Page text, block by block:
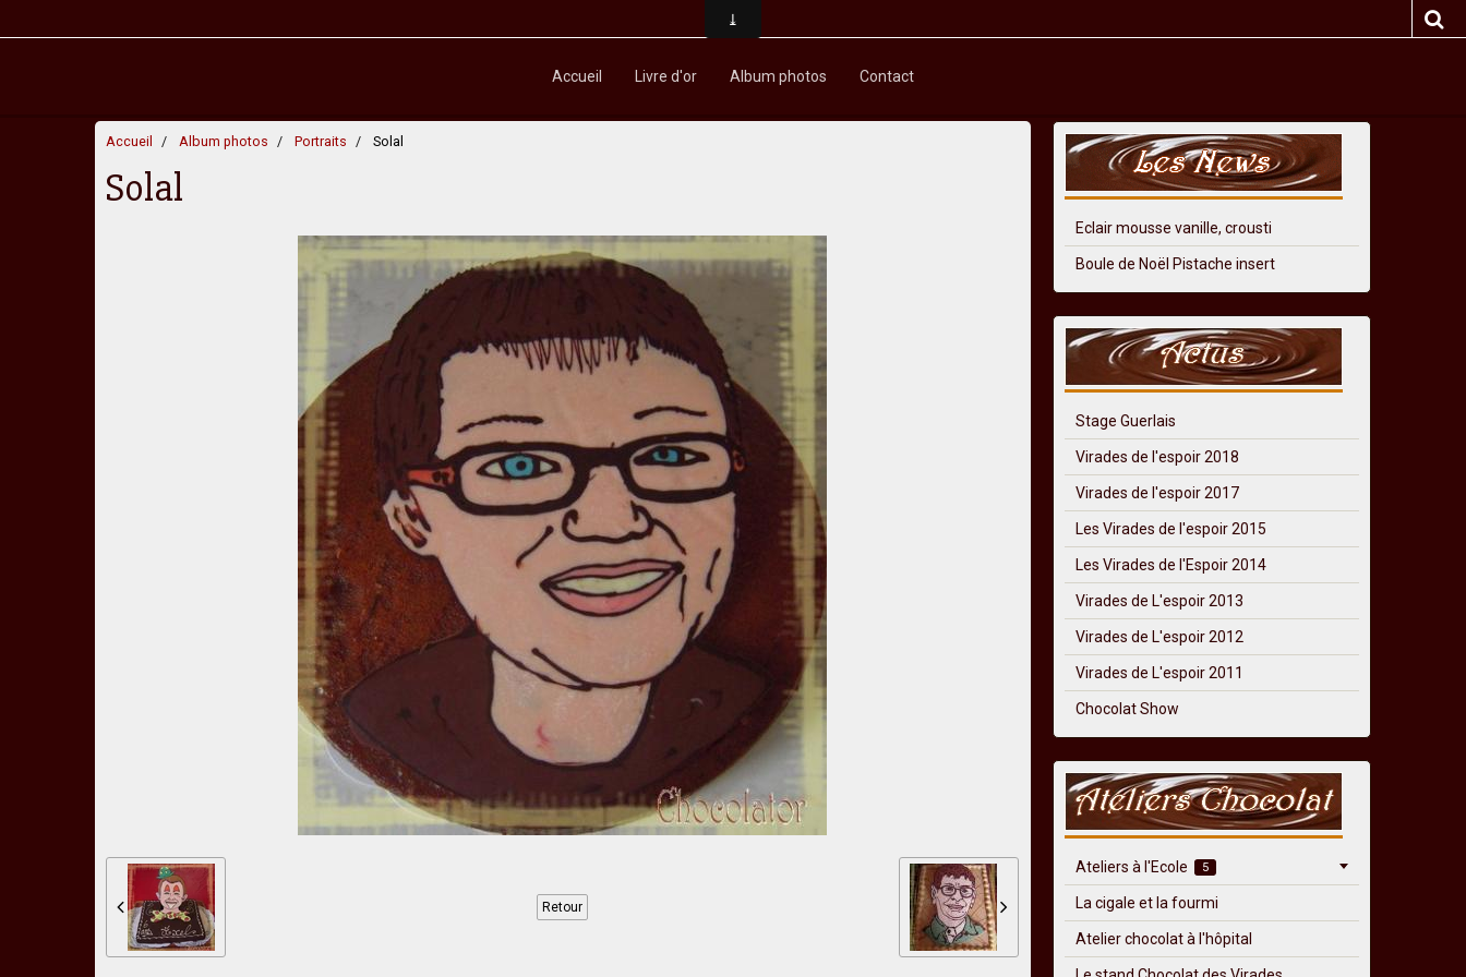
Accueil Livre d'or Album photos Contact
Accueil Album photos Portraits Solal
Solal
Retour
Eclair mousse vanille, crousti
Boule de Noël Pistache insert
Stage Guerlais
Virades de l'espoir 2018
Virades de l'espoir 2017
Les Virades de l'espoir 2015
Les Virades de l'Espoir 2014
Virades de L'espoir 2013
Virades de L'espoir 2012
Virades de L'espoir 2011
Chocolat Show
Ateliers à l'Ecole 5
La cigale et la fourmi
Atelier chocolat à l'hôpital